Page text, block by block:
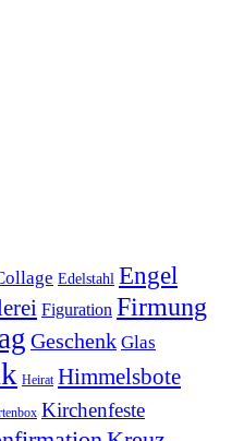
Edelstahl Engel
Figuration Firmung
Geschenk Glas
Heirat Himmelsbote
Kirchenfeste